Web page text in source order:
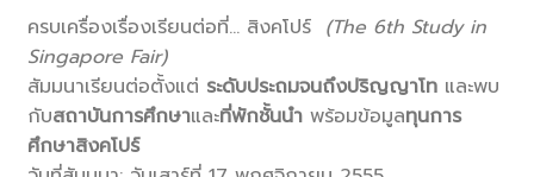
ครบเครื่องเรื่องเรียนต่อที่… สิงคโปร์ (The 6th Study in
Singapore Fair)
สัมมนาเรียนต่อตั้งแต่ ระดับประถมจนถึงปริญญาโท และพบ
กับสถาบันการศึกษาและที่พักชั้นนำ พร้อมข้อมูลทุนการ
ศึกษาสิงคโปร์